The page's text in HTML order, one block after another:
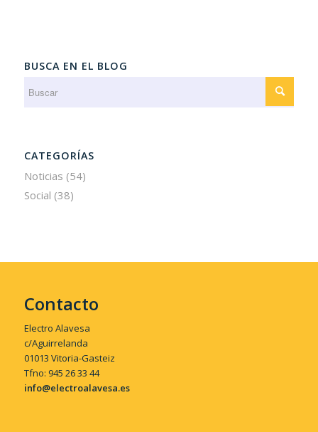
BUSCA EN EL BLOG
CATEGORÍAS
Noticias (54)
Social (38)
Contacto
Electro Alavesa
c/Aguirrelanda
01013 Vitoria-Gasteiz
Tfno: 945 26 33 44
info@electroalavesa.es